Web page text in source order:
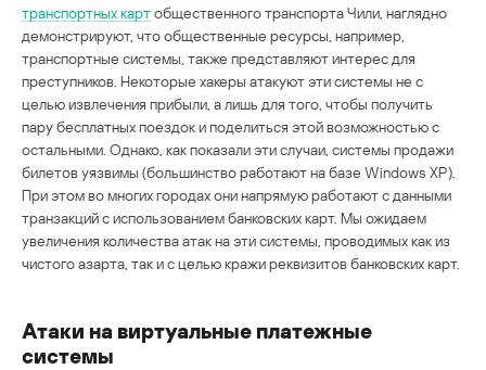
транспортных картобщественного транспорта Чили, наглядно
демонстрируют, что общественные ресурсы, например,
транспортные системы, также представляют интерес для
преступников. Некоторые хакеры атакуют эти системы не с
целью извлечения прибыли, а лишь для того, чтобы получить
пару бесплатных поездок и поделиться этой возможностью с
остальными. Однако, как показали эти случаи, системы продажи
билетов уязвимы (большинство работают на базе Windows XP).
При этом во многих городах они напрямую работают с данными
транзакций с использованием банковских карт. Мы ожидаем
увеличения количества атак на эти системы, проводимых как из
чистого азарта, так и с целью кражи реквизитов банковских карт.
Атаки на виртуальные платежные
системы